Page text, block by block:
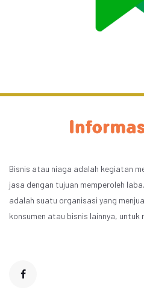
Bisnis atau niaga adalah kegiatan
jasa dengan tujuan memperoleh
adalah suatu organisasi yang
konsumen atau bisnis lainnya, untuk